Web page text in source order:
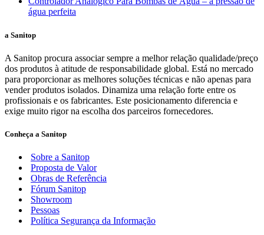
água perfeita
a Sanitop
A Sanitop procura associar sempre a melhor relação qualidade/preço
dos produtos à atitude de responsabilidade global. Está no mercado
para proporcionar as melhores soluções técnicas e não apenas para
vender produtos isolados. Dinamiza uma relação forte entre os
profissionais e os fabricantes. Este posicionamento diferencia e
exige muito rigor na escolha dos parceiros fornecedores.
Conheça a Sanitop
Sobre a Sanitop
Proposta de Valor
Obras de Referência
Fórum Sanitop
Showroom
Pessoas
Política Segurança da Informação